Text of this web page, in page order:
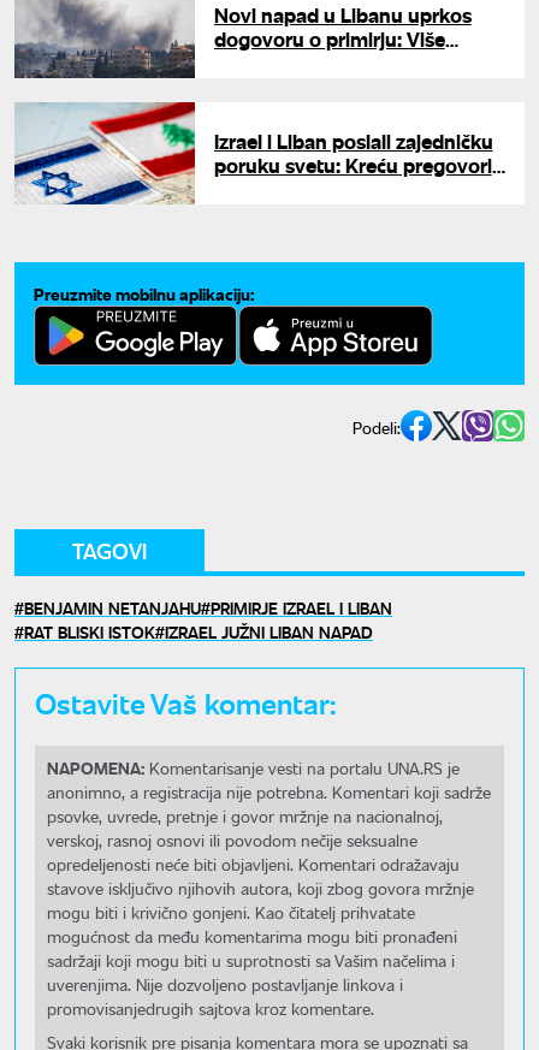
Novi napad u Libanu uprkos
dogovoru o primirju: Više
Izrael i Liban poslali zajedničku
poruku svetu: Kreću pregovori
Preuzmite mobilnu aplikaciju:
Podeli:
TAGOVI
BENJAMIN NETANJAHU PRIMIRJE IZRAEL I LIBAN
RAT BLISKI ISTOK IZRAEL JUŽNI LIBAN NAPAD
Ostavite Vaš komentar:
NAPOMENA: Komentarisanje vesti na portalu UNA.RS je
anonimno, a registracija nije potrebna. Komentari koji sadrže
psovke, uvrede, pretnje i govor mržnje na nacionalnoj,
verskoj, rasnoj osnovi ili povodom nečije seksualne
opredeljenosti neće biti objavljeni. Komentari odražavaju
stavove isključivo njihovih autora, koji zbog govora mržnje
mogu biti i krivično gonjeni. Kao čitatelj prihvatate
mogućnost da među komentarima mogu biti pronađeni
sadržaji koji mogu biti u suprotnosti sa Vašim načelima i
uverenjima. Nije dozvoljeno postavljanje linkova i
promovisanjedrugih sajtova kroz komentare.
Svaki korisnik pre pisanja komentara mora se upoznati sa